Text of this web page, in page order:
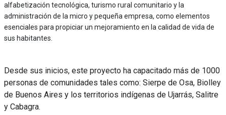
alfabetización tecnológica, turismo rural comunitario y la
administración de la micro y pequeña empresa, como elementos
esenciales para propiciar un mejoramiento en la calidad de vida de
sus habitantes.
Desde sus inicios, este proyecto ha capacitado más de 1000
personas de comunidades tales como: Sierpe de Osa, Biolley
de Buenos Aires y los territorios indígenas de Ujarrás, Salitre
y Cabagra.